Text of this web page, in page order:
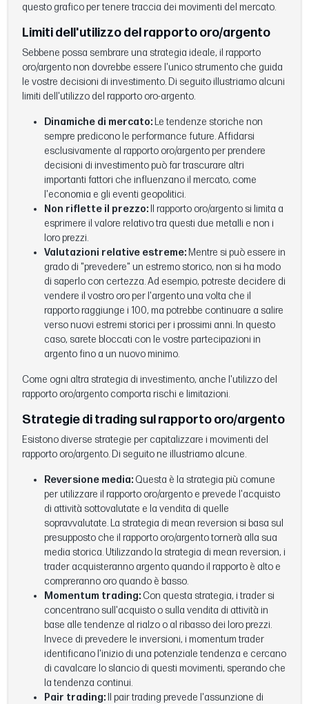
questo grafico per tenere traccia dei movimenti del mercato.
Limiti dell'utilizzo del rapporto oro/argento
Sebbene possa sembrare una strategia ideale, il rapporto
oro/argento non dovrebbe essere l'unico strumento che guida
le vostre decisioni di investimento. Di seguito illustriamo alcuni
limiti dell'utilizzo del rapporto oro-argento.
Dinamiche di mercato: Le tendenze storiche non
sempre predicono le performance future. Affidarsi
esclusivamente al rapporto oro/argento per prendere
decisioni di investimento può far trascurare altri
importanti fattori che influenzano il mercato, come
l'economia e gli eventi geopolitici.
Non riflette il prezzo:
Il rapporto oro/argento si limita a
esprimere il valore relativo tra questi due metalli e non i
loro prezzi.
Valutazioni relative estreme: Mentre si può essere in
grado di "prevedere" un estremo storico, non si ha modo
di saperlo con certezza. Ad esempio, potreste decidere di
vendere il vostro oro per l'argento una volta che il
rapporto raggiunge i 100, ma potrebbe continuare a salire
verso nuovi estremi storici per i prossimi anni. In questo
caso, sarete bloccati con le vostre partecipazioni in
argento fino a un nuovo minimo.
Come ogni altra strategia di investimento, anche l'utilizzo del
rapporto oro/argento comporta rischi e limitazioni.
Strategie di trading sul rapporto oro/argento
Esistono diverse strategie per capitalizzare i movimenti del
rapporto oro/argento. Di seguito ne illustriamo alcune.
Reversione media: Questa è la strategia più comune
per utilizzare il rapporto oro/argento e prevede l'acquisto
di attività sottovalutate e la vendita di quelle
sopravvalutate. La strategia di mean reversion si basa sul
presupposto che il rapporto oro/argento tornerà alla sua
media storica. Utilizzando la strategia di mean reversion, i
trader acquisteranno argento quando il rapporto è alto e
compreranno oro quando è basso.
Momentum trading: Con questa strategia, i trader si
concentrano sull'acquisto o sulla vendita di attività in
base alle tendenze al rialzo o al ribasso dei loro prezzi.
Invece di prevedere le inversioni, i momentum trader
identificano l'inizio di una potenziale tendenza e cercano
di cavalcare lo slancio di questi movimenti, sperando che
la tendenza continui.
Pair trading:
Il pair trading prevede l'assunzione di